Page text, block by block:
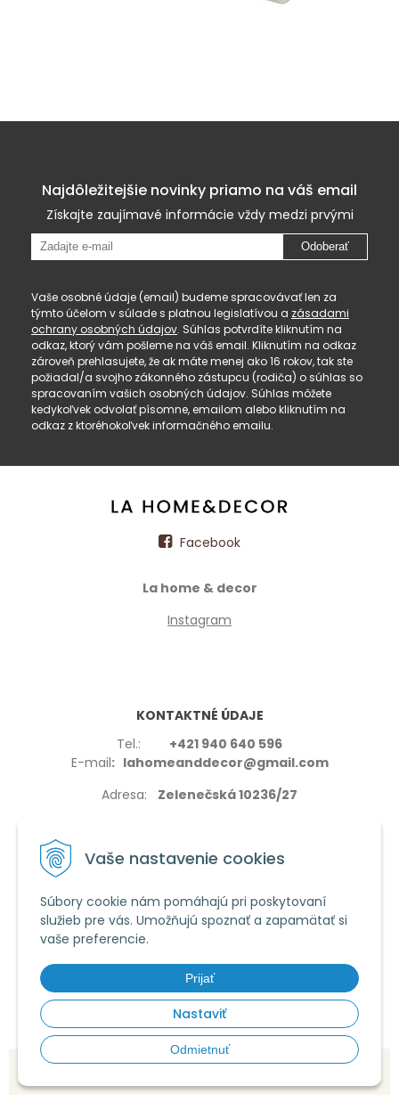
Vaše nastavenie cookies
Súbory cookie nám pomáhajú pri poskytovaní
služieb pre vás. Umožňujú spoznať a zapamätať si
vaše preferencie.
Prijať
Nastaviť
Odmietnuť
Najdôležitejšie novinky priamo na váš email
Získajte zaujímavé informácie vždy medzi prvými
Odoberať
Vaše osobné údaje (email) budeme spracovávať len za
týmto účelom v súlade s platnou legislatívou a zásadami
ochrany osobných údajov. Súhlas potvrdíte kliknutím na
odkaz, ktorý vám pošleme na váš email. Kliknutím na odkaz
zároveň prehlasujete, že ak máte menej ako 16 rokov, tak ste
požiadal/a svojho zákonného zástupcu (rodiča) o súhlas so
spracovaním vašich osobných údajov. Súhlas môžete
kedykoľvek odvolať písomne, emailom alebo kliknutím na
odkaz z ktoréhokoľvek informačného emailu.
Facebook
La home & decor
Instagram
KONTAKTNÉ ÚDAJE
Tel.: +421 940 640 596
E-mail: lahomeanddecor@gmail.com
Adresa: Zelenečská 10236/27
VŠETKO O NÁKUPE
Používanie cookies
Obchodné podmienky
© 2026 La home & decor •tvorba eshopu cez UNIobchod,webhosting